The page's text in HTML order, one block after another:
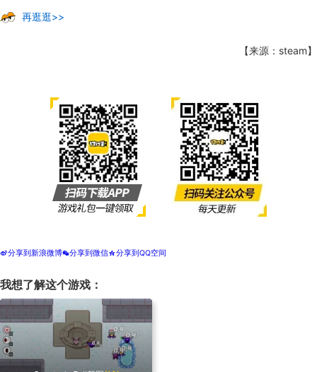
再逛逛>>
【来源：steam】
t分享到新浪微博w分享到微信z分享到QQ空间
我想了解这个游戏：